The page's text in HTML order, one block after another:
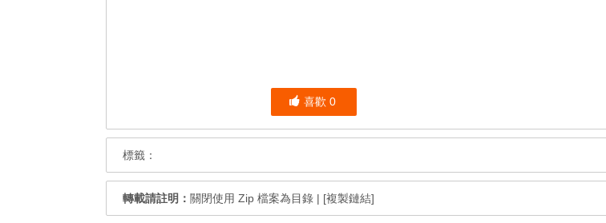
喜歡 0
標籤：
轉載請註明： 關閉使用 Zip 檔案為目錄 | [複製鏈結]